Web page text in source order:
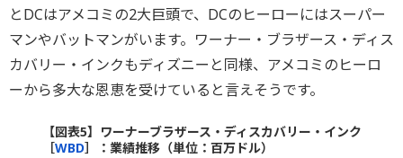
とDCはアメコミの2大巨頭で、DCのヒーローにはスーパー
マンやバットマンがいます。ワーナー・ブラザース・ディス
カバリー・インクもディズニーと同様、アメコミのヒーロ
ーから多大な恩恵を受けていると言えそうです。
【図表5】ワーナーブラザース・ディスカバリー・インク
［WBD］：業績推移（単位：百万ドル）